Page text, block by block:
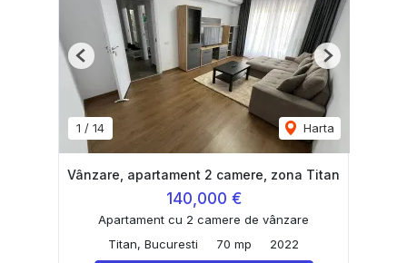
1 / 14 Harta
Previous Next
Vânzare, apartament 2 camere, zona Titan
140,000 €
Apartament cu 2 camere de vânzare
Titan, Bucuresti
70 mp 2022